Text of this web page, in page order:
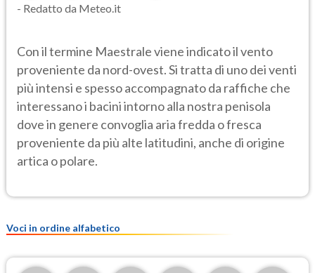
- Redatto da Meteo.it
Con il termine Maestrale viene indicato il vento
proveniente da nord-ovest. Si tratta di uno dei venti
più intensi e spesso accompagnato da raffiche che
interessano i bacini intorno alla nostra penisola
dove in genere convoglia aria fredda o fresca
proveniente da più alte latitudini, anche di origine
artica o polare.
Voci in ordine alfabetico